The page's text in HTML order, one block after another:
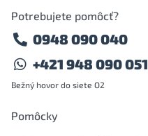
Potrebujete pomôcť?
0948 090 040
+421 948 090 051
Bežný hovor do siete O2
Pomôcky